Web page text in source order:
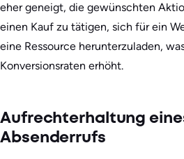
eher geneigt, die gewünschten
einen Kauf zu tätigen, sich für ein
eine Ressource herunterzuladen,
Konversionsraten erhöht.
Aufrechterhaltung
Absenderrufs